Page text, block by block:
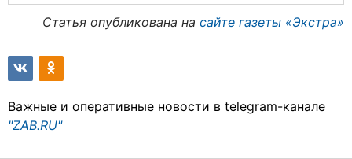
Статья опубликована на сайте газеты «Экстра»
Важные и оперативные новости в telegram-канале
"ZAB.RU"